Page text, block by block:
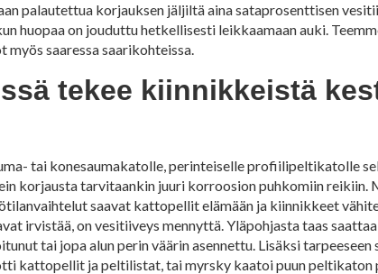
palautettua korjauksen jäljiltä aina sataprosenttisen
huopaa on jouduttu hetkellisesti leikkaamaan auki.
saaressa saarikohteissa.
tekee kiinnikkeistä
tai konesaumakatolle, perinteiselle profiilipeltikatolle
korjausta tarvitaankin juuri korroosion puhkomiin reikiin.
saavat kattopellit elämään ja kiinnikkeet
irvistää, on vesitiiveys mennyttä. Yläpohjasta taas
tai jopa alun perin väärin asennettu. Lisäksi
kattopellit ja peltilistat, tai myrsky kaatoi puun peltikaton